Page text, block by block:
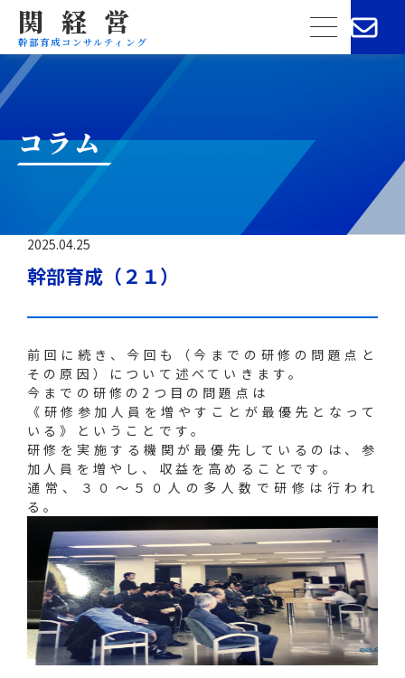
関経営
幹部育成コンサルティング
menu
コラム
2025.04.25
幹部育成（２１）
前回に続き、今回も（今までの研修の問題点と
その原因）について述べていきます。
今までの研修の2つ目の問題点は
《研修参加人員を増やすことが最優先となって
いる》ということです。
研修を実施する機関が最優先しているのは、参
加人員を増やし、収益を高めることです。
通常、３０～５０人の多人数で研修は行われ
る。